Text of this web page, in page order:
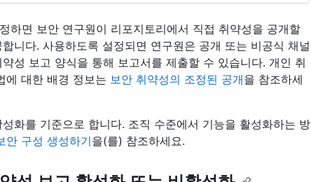
하면 보안 연구원이 리포지토리에서 직접 취약성을 공개할
니다. 사용하도록 설정되면 연구원은 공개 또는 비공식 채널
성 보고 양식을 통해 보고서를 제출할 수 있습니다. 개인 취
에 대한 배경 정보는 보안 취약성의 조정된 공개을 참조하세
화를 기준으로 합니다. 조직 수준에서 기능을 활성화하는 방
안 구성 생성하기을(를) 참조하세요.